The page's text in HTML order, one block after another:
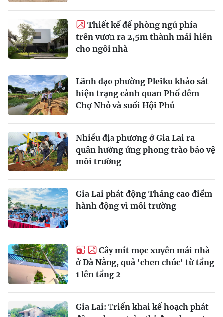
Thiết kế để phòng ngủ phía
trên vươn ra 2,5m thành mái hiên
cho ngôi nhà
Lãnh đạo phường Pleiku khảo sát
hiện trạng cảnh quan Phố đêm
Chợ Nhỏ và suối Hội Phú
Nhiều địa phương ở Gia Lai ra
quân hưởng ứng phong trào bảo vệ
môi trường
Gia Lai phát động Tháng cao điểm
hành động vì môi trường
Cây mít mọc xuyên mái nhà
ở Đà Nẵng, quả 'chen chúc' từ tầng
1 lên tầng 2
Gia Lai: Triển khai kế hoạch phát